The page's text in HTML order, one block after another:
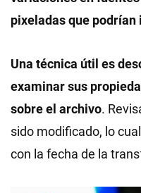
pixeladas que
Una técnica útil es
examinar sus
sobre el archivo.
sido modificado, lo
con la fecha de la